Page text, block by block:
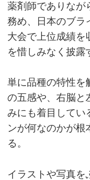
薬剤師でありなが
務め、日本のブラ
大会で上位成績を
を惜しみなく披露
単に品種の特性を
の五感や、右脳と
みにも着目してい
ンが何なのかが根
る。
イラストや写真を